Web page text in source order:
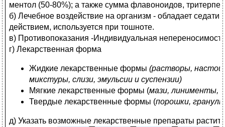
ментол (50-80%); а также сумма флавоноидов,
б) Лечебное воздействие на организм - обладает
действием, используется при тошноте.
в) Противопоказания -Индивидуальная непереносимость
г) Лекарственная форма
Жидкие лекарственные формы (растворы,
микстуры, слизи, эмульсии и суспензии)
Мягкие лекарственные формы (мази, линименты,
Твердые лекарственные формы (порошки,
д) Указать возможные лекарственные препараты